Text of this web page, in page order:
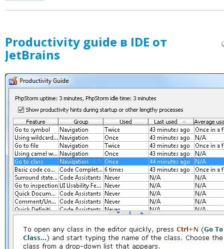
Productivity guide в IDE от
JetBrains